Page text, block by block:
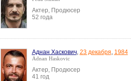
Актер, Продюсер
52 года
Аднан Хаскович, 23 декабря, 1984
Adnan Haskovic
Актер, Продюсер
41 год